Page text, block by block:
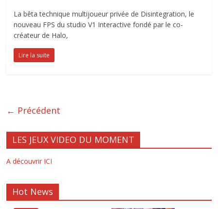
La bêta technique multijoueur privée de Disintegration, le
nouveau FPS du studio V1 Interactive fondé par le co-
créateur de Halo,
Lire la suite
← Précédent
LES JEUX VIDEO DU MOMENT
A découvrir ICI
Hot News